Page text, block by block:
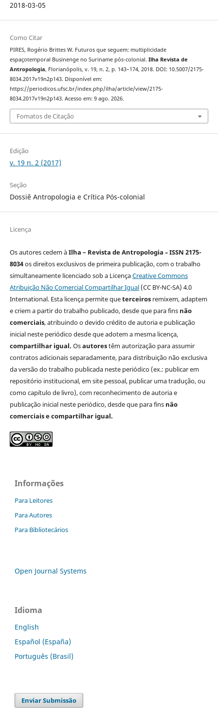
2018-03-05
Como Citar
PIRES, Rogério Brittes W. Futuros que seguem: multiplicidade
espaçotemporal Businenge no Suriname pós-colonial. Ilha Revista de
Antropologia, Florianópolis, v. 19, n. 2, p. 143–174, 2018. DOI: 10.5007/2175-
8034.2017v19n2p143. Disponível em:
https://periodicos.ufsc.br/index.php/ilha/article/view/2175-
8034.2017v19n2p143. Acesso em: 9 ago. 2026.
Fomatos de Citação
Edição
v. 19 n. 2 (2017)
Seção
Dossiê Antropologia e Crítica Pós-colonial
Licença
Os autores cedem àIlha – Revista de Antropologia –ISSN 2175-
8034os direitos exclusivos de primeira publicação, com o trabalho
simultaneamente licenciado sob a LicençaCreative Commons
Atribuição Não Comercial Compartilhar Igual(CC BY-NC-SA) 4.0
International. Esta licença permite queterceirosremixem, adaptem
e criem a partir do trabalho publicado, desde que para fins não
comerciais, atribuindo o devido crédito de autoria e publicação
inicial neste periódico desde que adotem a mesma licença,
compartilhar igual. Osautorestêm autorização para assumir
contratos adicionais separadamente, para distribuição não exclusiva
da versão do trabalho publicada neste periódico (ex.: publicar em
repositório institucional, em site pessoal, publicar uma tradução, ou
como capítulo de livro), com reconhecimento de autoria e
publicação inicial neste periódico, desde que para fins não
comerciais e compartilhar igual.
Informações
Para Leitores
Para Autores
Para Bibliotecários
Open Journal Systems
Idioma
English
Español (España)
Português (Brasil)
Enviar Submissão